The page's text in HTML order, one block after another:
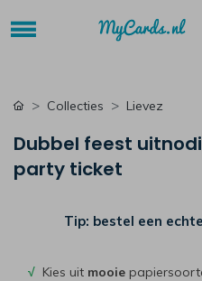
Collecties Lievez
Dubbel feest
party ticket
Tip: bestel een
√ Kies uit mooie